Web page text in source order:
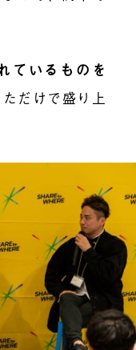
ているものを
だけで盛り上